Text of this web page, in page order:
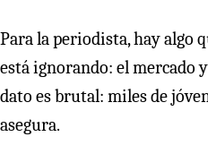
Para la periodista, hay algo
está ignorando: el mercado
dato es brutal: miles de
asegura.